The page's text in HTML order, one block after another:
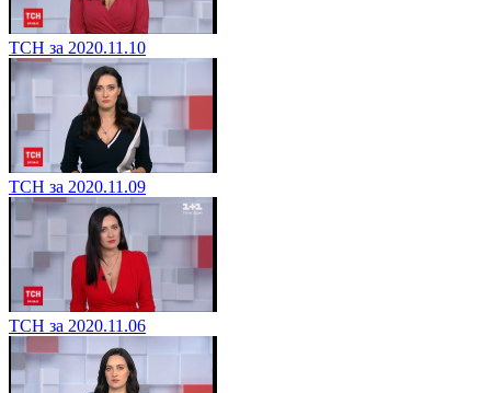
ТСН за 2020.11.10
ТСН за 2020.11.09
ТСН за 2020.11.06